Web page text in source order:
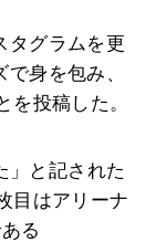
タグラムを更
身を包み、
投稿した。
」と記された
目はアリーナ
る